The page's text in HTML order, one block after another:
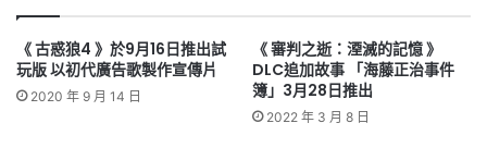
《 古惑狼4 》於9月16日推出試
玩版 以初代廣告歌製作宣傳片
2020 年 9 月 14 日
《 審判之逝：湮滅的記憶 》
DLC追加故事 「海藤正治事件
簿」3月28日推出
2022 年 3 月 8 日